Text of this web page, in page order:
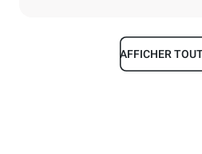
AFFICHER